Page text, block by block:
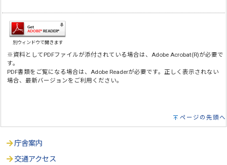
別ウィンドウで開きます
※資料としてPDFファイルが添付されている場合は、Adobe Acrobat(R)が必要で
す。
PDF書類をご覧になる場合は、Adobe Readerが必要です。正しく表示されない
場合、最新バージョンをご利用ください。
ページの先頭へ
庁舎案内
交通アクセス